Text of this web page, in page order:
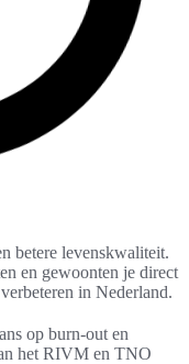
betere levenskwaliteit.
en gewoonten je direct
in Nederland.
op burn-out en
het RIVM en TNO